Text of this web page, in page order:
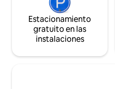
Estacionamiento
gratuito en las
instalaciones